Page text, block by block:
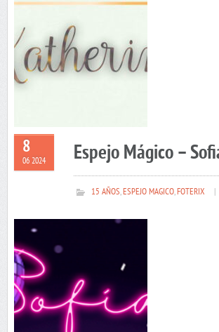
8
06 2024 Espejo Mágico –
15 AÑOS,ESPEJO MAGICO,FOTERIX